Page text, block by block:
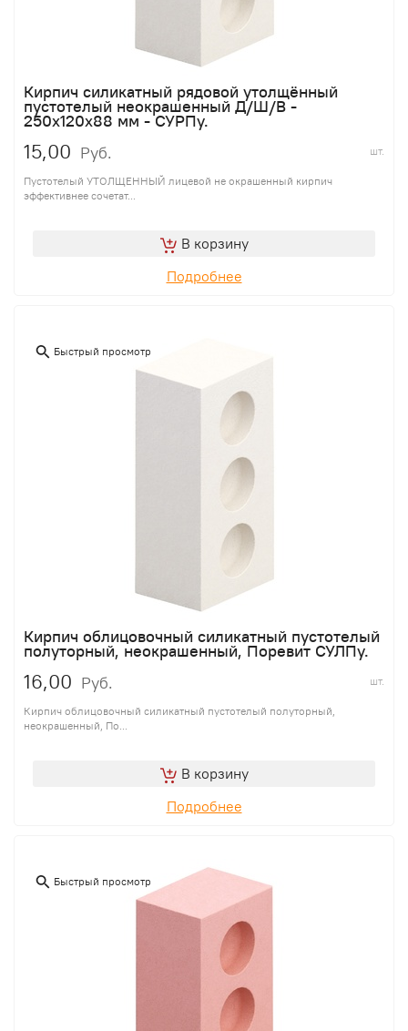
Кирпич силикатный рядовой утолщённый
пустотелый неокрашенный Д/Ш/В -
250х120х88 мм - СУРПу.
15,00 Руб. шт.
Пустотелый УТОЛЩЕННЫЙ лицевой не окрашенный кирпич
эффективнее сочетат...
В корзину
Подробнее
Быстрый просмотр
Кирпич облицовочный силикатный пустотелый
полуторный, неокрашенный, Поревит СУЛПу.
16,00 Руб. шт.
Кирпич облицовочный силикатный пустотелый полуторный,
неокрашенный, По...
В корзину
Подробнее
Быстрый просмотр